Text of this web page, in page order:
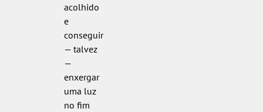
acolhido
e
conseguir
— talvez
—
enxergar
uma luz
no fim